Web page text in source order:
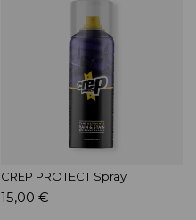
CREP PROTECT Spray
15,00 €